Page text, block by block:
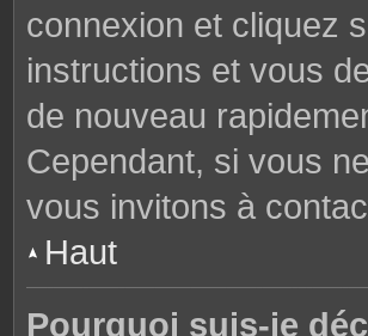
connexion et cliquez
instructions et vous
de nouveau
Cependant, si vous
vous invitons à
Haut
Pourquoi suis-je